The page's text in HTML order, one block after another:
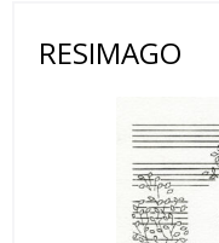
RESIMAGO